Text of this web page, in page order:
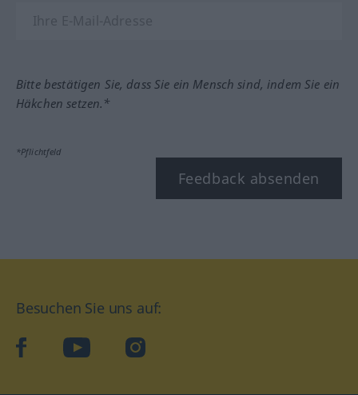
Bitte bestätigen Sie, dass Sie ein Mensch sind, indem Sie ein
Häkchen setzen.*
*Pflichtfeld
Feedback absenden
Besuchen Sie uns auf:
facebookYouTube Instagram